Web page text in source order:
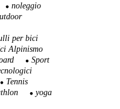
noleggio
per bici
Alpinismo
Sport
Tennis
yoga